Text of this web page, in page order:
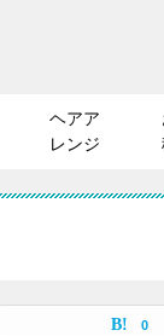
ヘアア
レンジ
0